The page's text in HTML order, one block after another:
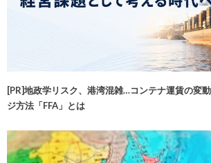
[PR]地政学リスク、港湾混雑…コンテナ運賃の変
ジ方法「FFA」とは